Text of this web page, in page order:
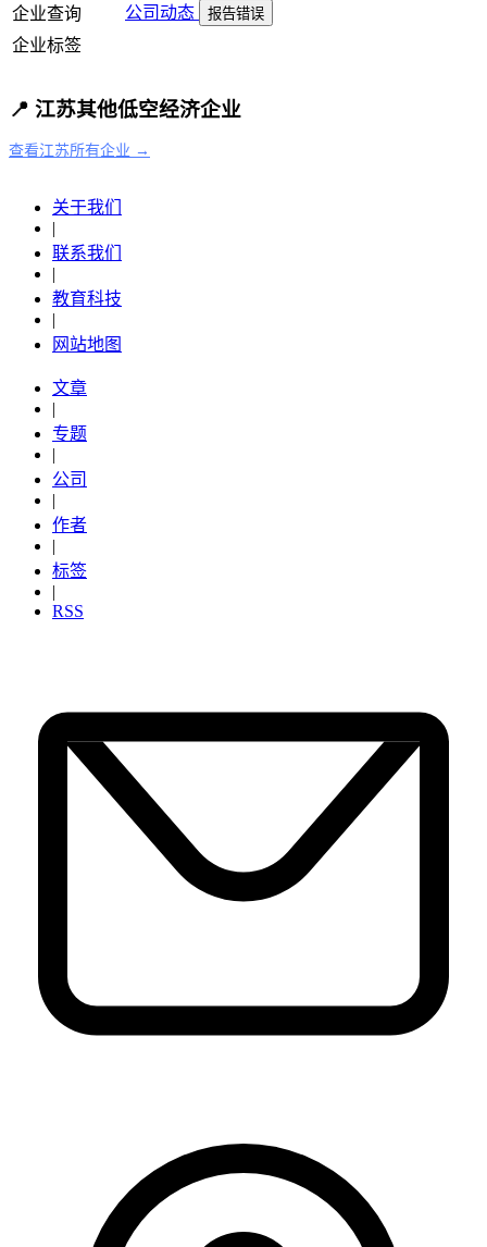
企业查询
公司动态 报告错误
企业标签
📍 江苏其他低空经济企业
查看江苏所有企业 →
关于我们
|
联系我们
|
教育科技
|
网站地图
文章
|
专题
|
公司
|
作者
|
标签
|
RSS